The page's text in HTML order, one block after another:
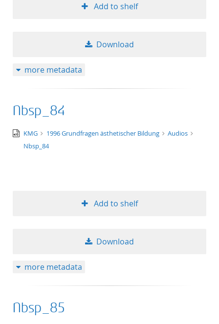
Add to shelf
Download
more metadata
Nbsp_84
audio/x-
wav
KMG 1996 Grundfragen ästhetischer Bildung
Audios
Nbsp_84
Add to shelf
Download
more metadata
Nbsp_85